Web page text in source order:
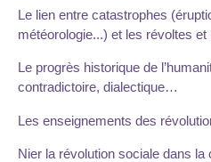
Le lien entre catastrophes
météorologie...) et les révoltes et
Le progrès historique de
contradictoire, dialectique…
Les enseignements des
Nier la révolution sociale dans la